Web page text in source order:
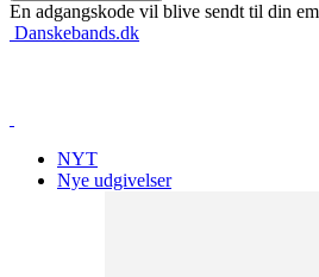
En adgangskode vil blive sendt til din
Danskebands.dk
NYT
Nye udgivelser